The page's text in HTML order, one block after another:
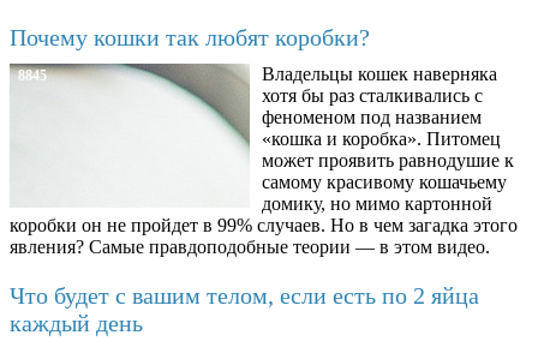
Почему кошки так любят коробки?
8845
Владельцы кошек наверняка
хотя бы раз сталкивались с
феноменом под названием
«кошка и коробка». Питомец
может проявить равнодушие к
самому красивому кошачьему
домику, но мимо картонной
коробки он не пройдет в 99% случаев. Но в чем загадка этого
явления? Самые правдоподобные теории — в этом видео.
Что будет с вашим телом, если есть по 2 яйца
каждый день